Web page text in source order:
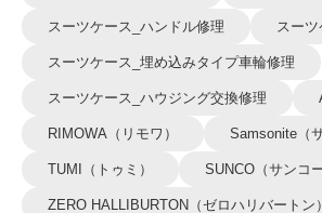
スーツケース_ハンドル修理 スー
スーツケース_埋め込みタイプ車輪修理
スーツケース_ハウジング交換修理
RIMOWA（リモワ） Samsonite（
TUMI（トゥミ） SUNCO（サンコー
ZERO HALLIBURTON（ゼロハリバートン）